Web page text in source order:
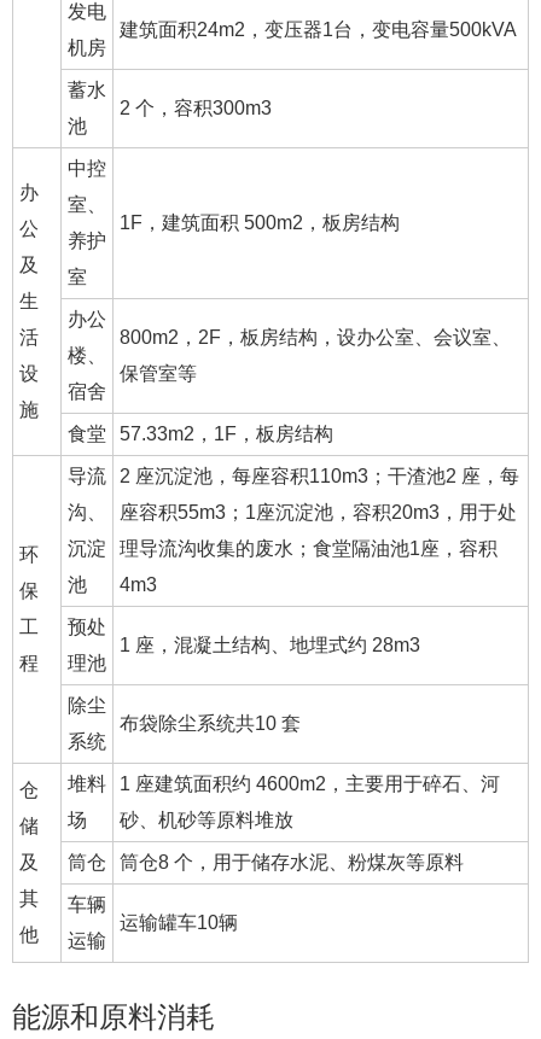
发电
机房
建筑面积24m2，变压器1台，变电容量500kVA
蓄水
池
2 个，容积300m3
办
公
及
生
活
设
施
中控
室、
养护
室
1F，建筑面积 500m2，板房结构
办公
楼、
宿舍
800m2，2F，板房结构，设办公室、会议室、
保管室等
食堂 57.33m2，1F，板房结构
环
保
工
程
导流
沟、
沉淀
池
2 座沉淀池，每座容积110m3；干渣池2 座，每
座容积55m3；1座沉淀池，容积20m3，用于处
理导流沟收集的废水；食堂隔油池1座，容积
4m3
预处
理池
1 座，混凝土结构、地埋式约 28m3
除尘
系统
布袋除尘系统共10 套
仓
储
及
其
他
堆料
场
1 座建筑面积约 4600m2，主要用于碎石、河
砂、机砂等原料堆放
筒仓 筒仓8 个，用于储存水泥、粉煤灰等原料
车辆
运输
运输罐车10辆
能源和原料消耗